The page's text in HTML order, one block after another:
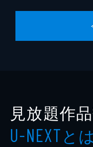
見放題作
U-NEXTとは